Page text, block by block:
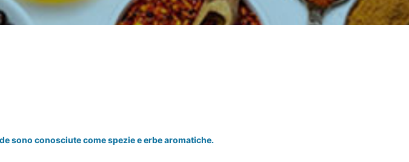
sono conosciute come spezie e erbe aromatiche.